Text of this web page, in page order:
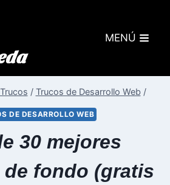
MENÚ
/ Trucos de Desarrollo Web /
DE DESARROLLO WEB
30 mejores
fondo (gratis